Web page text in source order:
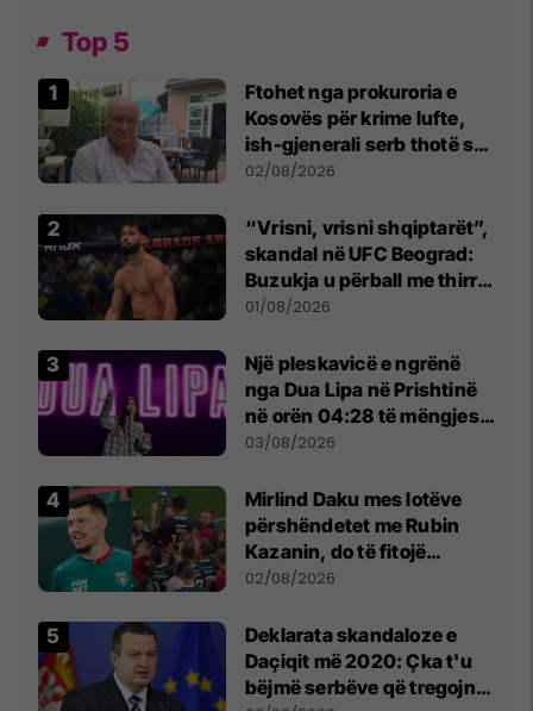
Top 5
Ftohet nga prokuroria e
Kosovës për krime lufte,
ish-gjenerali serb thotë se
dikush e tradhtoi në
02/08/2026
“Vrisni, vrisni shqiptarët”,
skandal në UFC Beograd:
Buzukja u përball me thirrje
anti-shqiptare nga
01/08/2026
Një pleskavicë e ngrënë
nga Dua Lipa në Prishtinë
në orën 04:28 të mëngjesit
- dhe bota digjitale serbe
03/08/2026
Mirlind Daku mes lotëve
përshëndetet me Rubin
Kazanin, do të fitojë
miliona te Spartak Moska
02/08/2026
​Deklarata skandaloze e
Daçiqit më 2020: Çka t'u
bëjmë serbëve që tregojnë